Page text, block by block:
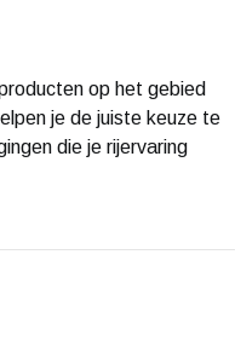
op het gebied
je de juiste keuze te
die je rijervaring